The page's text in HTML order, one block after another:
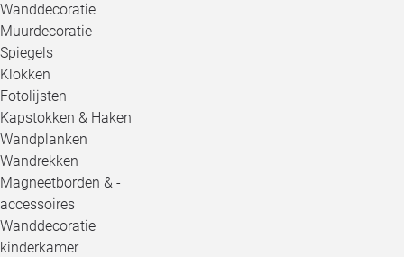
Wanddecoratie
Muurdecoratie
Spiegels
Klokken
Fotolijsten
Kapstokken & Haken
Wandplanken
Wandrekken
Magneetborden & -
accessoires
Wanddecoratie
kinderkamer